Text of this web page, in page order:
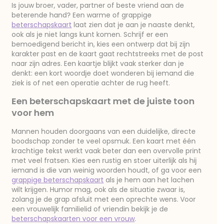
Is jouw broer, vader, partner of beste vriend aan de
beterende hand? Een warme of grappige
beterschapskaart laat zien dat je aan je naaste denkt,
ook als je niet langs kunt komen. Schrijf er een
bemoedigend bericht in, kies een ontwerp dat bij zijn
karakter past en de kaart gaat rechtstreeks met de post
naar zijn adres. Een kaartje blijkt vaak sterker dan je
denkt: een kort woordje doet wonderen bij iemand die
ziek is of net een operatie achter de rug heeft.
Een beterschapskaart met de juiste toon
voor hem
Mannen houden doorgaans van een duidelijke, directe
boodschap zonder te veel opsmuk. Een kaart met één
krachtige tekst werkt vaak beter dan een overvolle print
met veel fratsen. Kies een rustig en stoer uiterlijk als hij
iemand is die van weinig woorden houdt, of ga voor een
grappige beterschapskaart als je hem aan het lachen
wilt krijgen. Humor mag, ook als de situatie zwaar is,
zolang je de grap afsluit met een oprechte wens. Voor
een vrouwelijk familielid of vriendin bekijk je de
beterschapskaarten voor een vrouw.